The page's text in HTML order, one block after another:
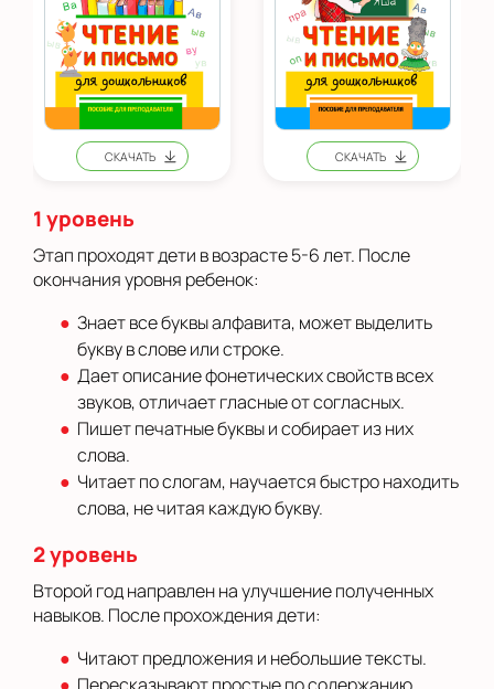
1 уровень
Этап проходят дети в возрасте 5-6 лет. После
окончания уровня ребенок:
Знает все буквы алфавита, может выделить
букву в слове или строке.
Дает описание фонетических свойств всех
звуков, отличает гласные от согласных.
Пишет печатные буквы и собирает из них
слова.
Читает по слогам, научается быстро находить
слова, не читая каждую букву.
2 уровень
Второй год направлен на улучшение полученных
навыков. После прохождения дети:
Читают предложения и небольшие тексты.